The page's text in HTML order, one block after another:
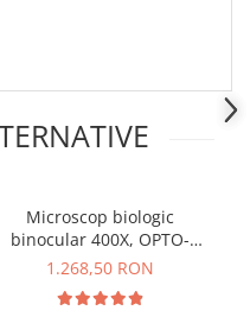
Microscop biologic
binocular 400X, OPTO-
EDU A11.1322
1.268,50 RON